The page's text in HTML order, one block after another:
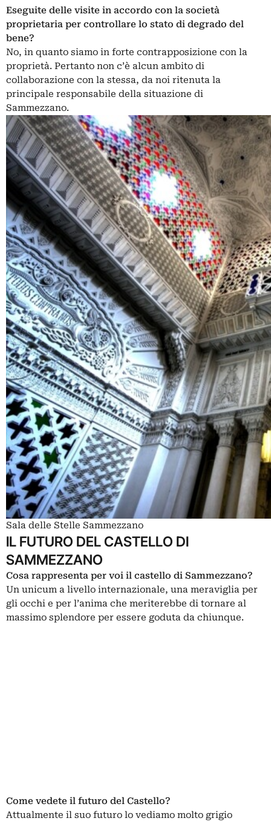
Eseguite delle visite in accordo con la società
proprietaria per controllare lo stato di degrado del
bene?
No, in quanto siamo in forte contrapposizione con la
proprietà. Pertanto non c’è alcun ambito di
collaborazione con la stessa, da noi ritenuta la
principale responsabile della situazione di
Sammezzano.
Sala delle Stelle Sammezzano
IL FUTURO DEL CASTELLO DI
SAMMEZZANO
Cosa rappresenta per voi il castello di Sammezzano?
Un unicum a livello internazionale, una meraviglia per
gli occhi e per l’anima che meriterebbe di tornare al
massimo splendore per essere goduta da chiunque.
Come vedete il futuro del Castello?
Attualmente il suo futuro lo vediamo molto grigio